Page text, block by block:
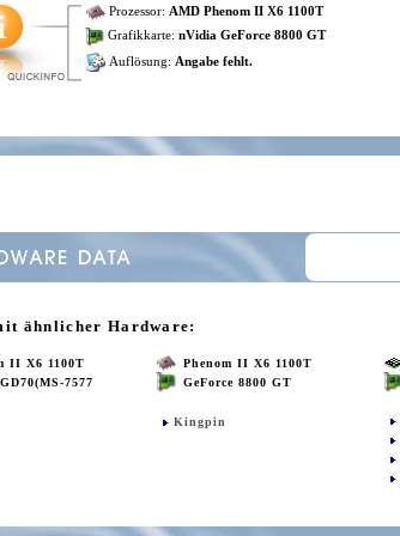
Prozessor: AMD Phenom II X6 1100T
Grafikkarte: nVidia GeForce 8800 GT
Auflösung: Angabe fehlt.
ähnlicher Hardware:
II X6 1100T
7577
Phenom II X6 1100T
GeForce 8800 GT
Kingpin